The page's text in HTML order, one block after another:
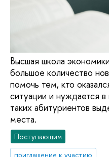
Высшая школа
большое количество
помочь тем, кто
ситуации и нуждается
таких абитуриентов
места.
Поступающим
приглашение к участию